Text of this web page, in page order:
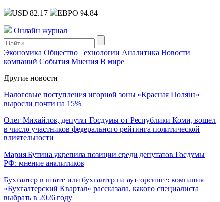
USD 82.17 ЕВРО 94.84
Онлайн журнал
Экономика Общество Технологии Аналитика Новости
компаний События Мнения В мире
Другие новости
Налоговые поступления игорной зоны «Красная Поляна»
выросли почти на 15%
Олег Михайлов, депутат Госдумы от Республики Коми, вошел
в число участников федерального рейтинга политической
влиятельности
Мария Бутина укрепила позиции среди депутатов Госдумы
РФ: мнение аналитиков
Бухгалтер в штате или бухгалтер на аутсорсинге: компания
«Бухгалтерский Квартал» рассказала, какого специалиста
выбрать в 2026 году